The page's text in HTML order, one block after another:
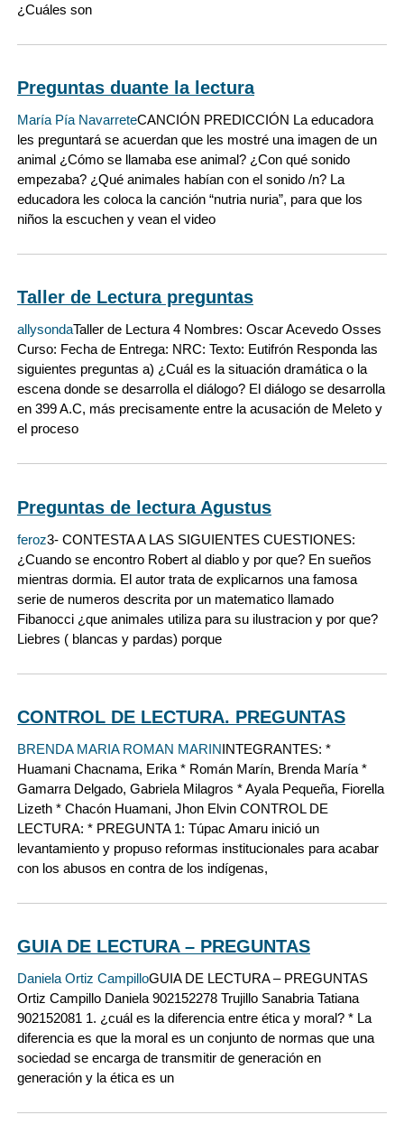
¿Cuáles son
Preguntas duante la lectura
María Pía NavarreteCANCIÓN PREDICCIÓN La educadora
les preguntará se acuerdan que les mostré una imagen de un
animal ¿Cómo se llamaba ese animal? ¿Con qué sonido
empezaba? ¿Qué animales habían con el sonido /n? La
educadora les coloca la canción “nutria nuria”, para que los
niños la escuchen y vean el video
Taller de Lectura preguntas
allysondaTaller de Lectura 4 Nombres: Oscar Acevedo Osses
Curso: Fecha de Entrega: NRC: Texto: Eutifrón Responda las
siguientes preguntas a) ¿Cuál es la situación dramática o la
escena donde se desarrolla el diálogo? El diálogo se desarrolla
en 399 A.C, más precisamente entre la acusación de Meleto y
el proceso
Preguntas de lectura Agustus
feroz3- CONTESTA A LAS SIGUIENTES CUESTIONES:
¿Cuando se encontro Robert al diablo y por que? En sueños
mientras dormia. El autor trata de explicarnos una famosa
serie de numeros descrita por un matematico llamado
Fibanocci ¿que animales utiliza para su ilustracion y por que?
Liebres ( blancas y pardas) porque
CONTROL DE LECTURA. PREGUNTAS
BRENDA MARIA ROMAN MARININTEGRANTES: *
Huamani Chacnama, Erika * Román Marín, Brenda María *
Gamarra Delgado, Gabriela Milagros * Ayala Pequeña, Fiorella
Lizeth * Chacón Huamani, Jhon Elvin CONTROL DE
LECTURA: * PREGUNTA 1: Túpac Amaru inició un
levantamiento y propuso reformas institucionales para acabar
con los abusos en contra de los indígenas,
GUIA DE LECTURA – PREGUNTAS
Daniela Ortiz CampilloGUIA DE LECTURA – PREGUNTAS
Ortiz Campillo Daniela 902152278 Trujillo Sanabria Tatiana
902152081 1. ¿cuál es la diferencia entre ética y moral? * La
diferencia es que la moral es un conjunto de normas que una
sociedad se encarga de transmitir de generación en
generación y la ética es un